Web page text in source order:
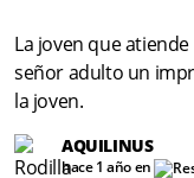
La joven que
señor adulto un
la joven.
AQUILINUS
hace 1 año en